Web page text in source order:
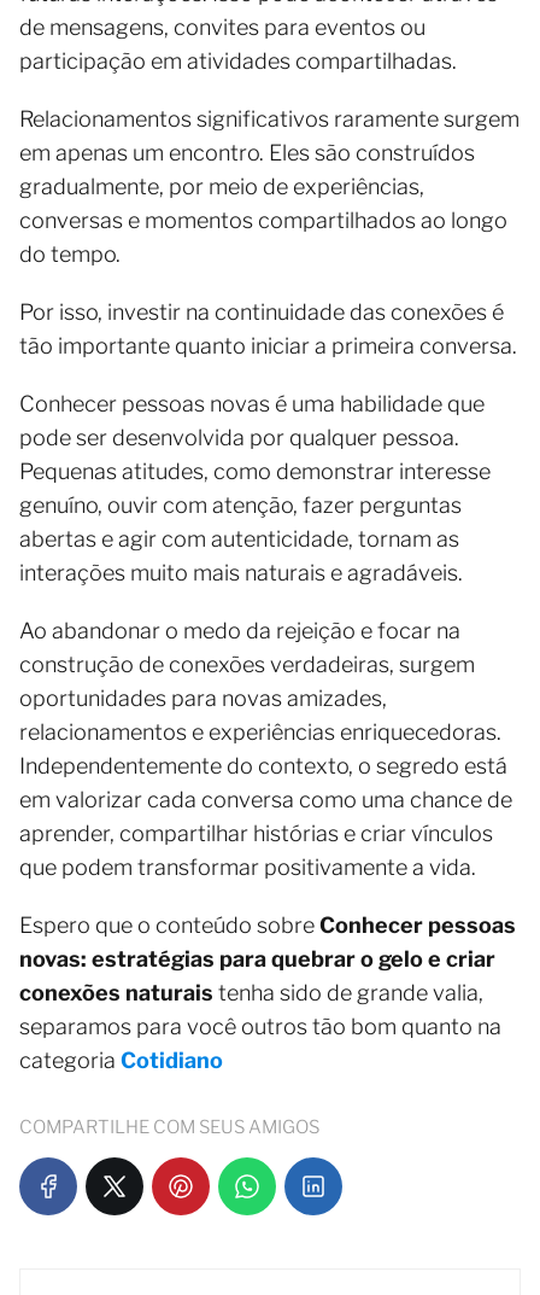
de mensagens, convites para eventos ou
participação em atividades compartilhadas.
Relacionamentos significativos raramente surgem
em apenas um encontro. Eles são construídos
gradualmente, por meio de experiências,
conversas e momentos compartilhados ao longo
do tempo.
Por isso, investir na continuidade das conexões é
tão importante quanto iniciar a primeira conversa.
Conhecer pessoas novas é uma habilidade que
pode ser desenvolvida por qualquer pessoa.
Pequenas atitudes, como demonstrar interesse
genuíno, ouvir com atenção, fazer perguntas
abertas e agir com autenticidade, tornam as
interações muito mais naturais e agradáveis.
Ao abandonar o medo da rejeição e focar na
construção de conexões verdadeiras, surgem
oportunidades para novas amizades,
relacionamentos e experiências enriquecedoras.
Independentemente do contexto, o segredo está
em valorizar cada conversa como uma chance de
aprender, compartilhar histórias e criar vínculos
que podem transformar positivamente a vida.
Espero que o conteúdo sobreConhecer pessoas
novas: estratégias para quebrar o gelo e criar
conexões naturais tenha sido de grande valia,
separamos para você outros tão bom quanto na
categoria Cotidiano
COMPARTILHE COM SEUS AMIGOS